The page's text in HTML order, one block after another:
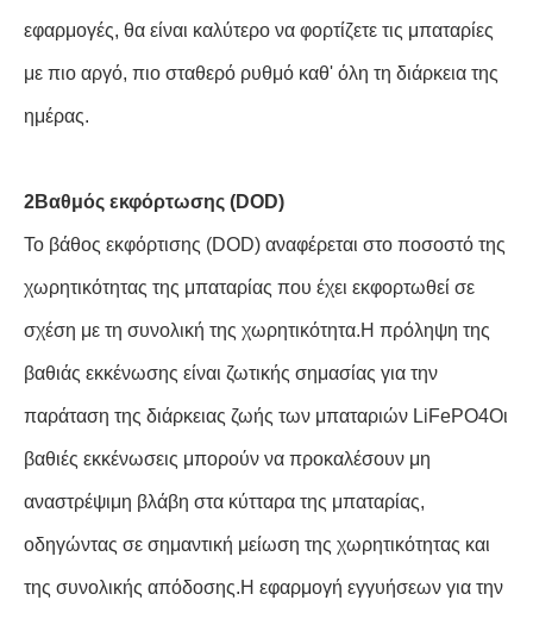
εφαρμογές, θα είναι καλύτερο να φορτίζετε τις μπαταρίες
με πιο αργό, πιο σταθερό ρυθμό καθ' όλη τη διάρκεια της
ημέρας.
2Βαθμός εκφόρτωσης (DOD)
Το βάθος εκφόρτισης (DOD) αναφέρεται στο ποσοστό της
χωρητικότητας της μπαταρίας που έχει εκφορτωθεί σε
σχέση με τη συνολική της χωρητικότητα.Η πρόληψη της
βαθιάς εκκένωσης είναι ζωτικής σημασίας για την
παράταση της διάρκειας ζωής των μπαταριών LiFePO4Οι
βαθιές εκκένωσεις μπορούν να προκαλέσουν μη
αναστρέψιμη βλάβη στα κύτταρα της μπαταρίας,
οδηγώντας σε σημαντική μείωση της χωρητικότητας και
της συνολικής απόδοσης.Η εφαρμογή εγγυήσεων για την